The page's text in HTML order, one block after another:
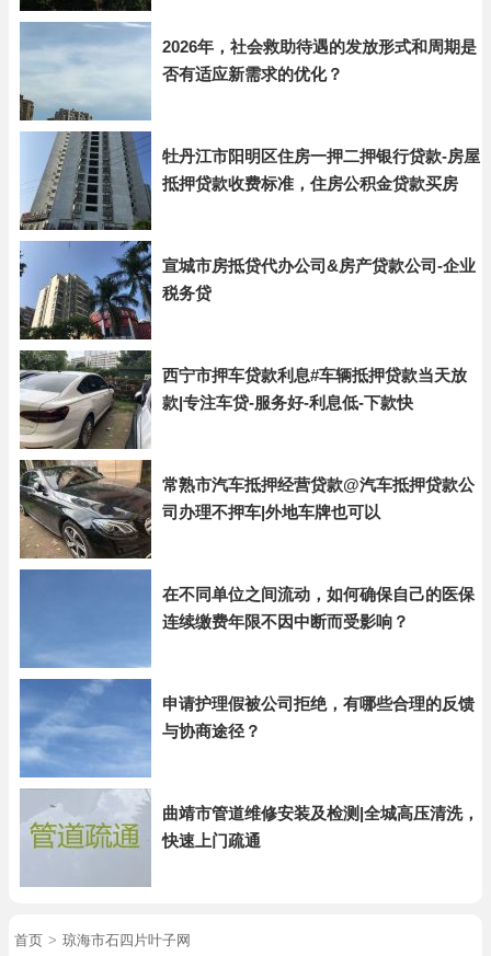
2026年，社会救助待遇的发放形式和周期是
否有适应新需求的优化？
牡丹江市阳明区住房一押二押银行贷款-房屋
抵押贷款收费标准，住房公积金贷款买房
宣城市房抵贷代办公司&房产贷款公司-企业
税务贷
西宁市押车贷款利息#车辆抵押贷款当天放
款|专注车贷-服务好-利息低-下款快
常熟市汽车抵押经营贷款@汽车抵押贷款公
司办理不押车|外地车牌也可以
在不同单位之间流动，如何确保自己的医保
连续缴费年限不因中断而受影响？
申请护理假被公司拒绝，有哪些合理的反馈
与协商途径？
曲靖市管道维修安装及检测|全城高压清洗，
快速上门疏通
首页 > 琼海市石四片叶子网